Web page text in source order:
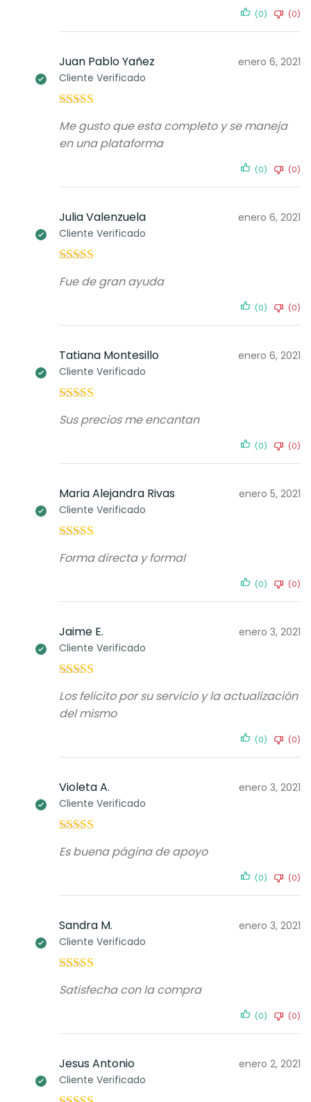
(0) (0)
Juan Pablo Yañez
Cliente Verificado
enero 6, 2021
5de 5
Me gusto que esta completo y se maneja
en una plataforma
(0) (0)
Julia Valenzuela
Cliente Verificado
enero 6, 2021
5de 5
Fue de gran ayuda
(0) (0)
Tatiana Montesillo
Cliente Verificado
enero 6, 2021
5de 5
Sus precios me encantan
(0) (0)
Maria Alejandra Rivas
Cliente Verificado
enero 5, 2021
5de 5
Forma directa y formal
(0) (0)
Jaime E.
Cliente Verificado
enero 3, 2021
5de 5
Los felicito por su servicio y la actualización
del mismo
(0) (0)
Violeta A.
Cliente Verificado
enero 3, 2021
5de 5
Es buena página de apoyo
(0) (0)
Sandra M.
Cliente Verificado
enero 3, 2021
5de 5
Satisfecha con la compra
(0) (0)
Jesus Antonio
Cliente Verificado
enero 2, 2021